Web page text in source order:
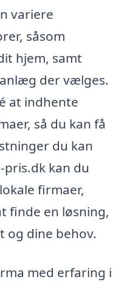
variere
såsom
hjem, samt
der vælges.
at indhente
så du kan få
du kan
kan du
firmaer,
finde en løsning,
og dine behov.
med erfaring i